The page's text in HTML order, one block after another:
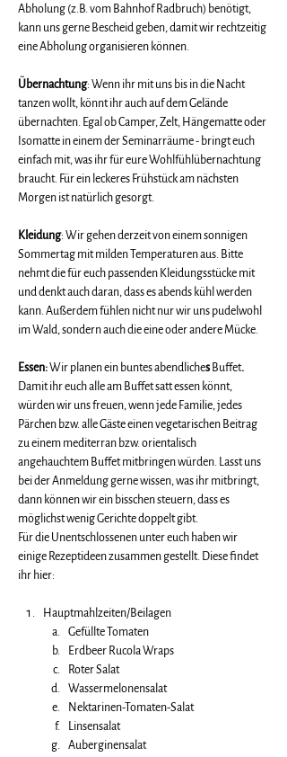
Abholung (z.B. vom Bahnhof Radbruch) benötigt,
kann uns gerne Bescheid geben, damit wir rechtzeitig
eine Abholung organisieren können.
Übernachtung: Wenn ihr mit uns bis in die Nacht
tanzen wollt, könnt ihr auch auf dem Gelände
übernachten. Egal ob Camper, Zelt, Hängematte oder
Isomatte in einem der Seminarräume - bringt euch
einfach mit, was ihr für eure Wohlfühlübernachtung
braucht. Für ein leckeres Frühstück am nächsten
Morgen ist natürlich gesorgt.
Kleidung: Wir gehen derzeit von einem sonnigen
Sommertag mit milden Temperaturen aus. Bitte
nehmt die für euch passenden Kleidungsstücke mit
und denkt auch daran, dass es abends kühl werden
kann. Außerdem fühlen nicht nur wir uns pudelwohl
im Wald, sondern auch die eine oder andere Mücke.
Essen: Wir planen ein buntes abendliches Buffet.
Damit ihr euch alle am Buffet satt essen könnt,
würden wir uns freuen, wenn jede Familie, jedes
Pärchen bzw. alle Gäste einen vegetarischen Beitrag
zu einem mediterran bzw. orientalisch
angehauchtem Buffet mitbringen würden. Lasst uns
bei der Anmeldung gerne wissen, was ihr mitbringt,
dann können wir ein bisschen steuern, dass es
möglichst wenig Gerichte doppelt gibt.
Für die Unentschlossenen unter euch haben wir
einige Rezeptideen zusammen gestellt. Diese findet
ihr hier:
Hauptmahlzeiten/Beilagen
Gefüllte Tomaten
Erdbeer Rucola Wraps
Roter Salat
Wassermelonensalat
Nektarinen-Tomaten-Salat
Linsensalat
Auberginensalat